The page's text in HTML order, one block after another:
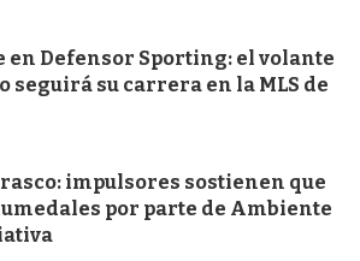
en Defensor Sporting: el volante
seguirá su carrera en la MLS de
impulsores sostienen que
por parte de Ambiente